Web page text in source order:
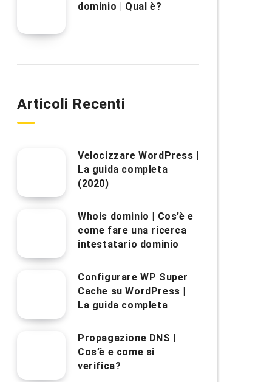
dominio | Qual è?
Articoli Recenti
Velocizzare WordPress |
La guida completa
(2020)
Whois dominio | Cos’è e
come fare una ricerca
intestatario dominio
Configurare WP Super
Cache su WordPress |
La guida completa
Propagazione DNS |
Cos’è e come si
verifica?